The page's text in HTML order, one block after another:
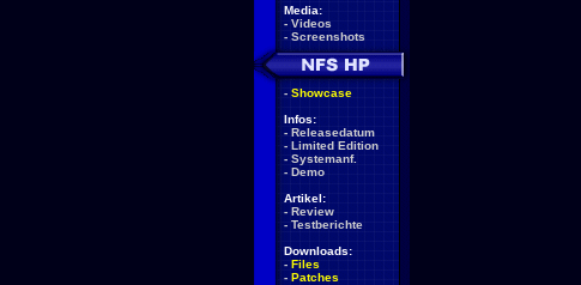
Media:
- Videos
- Screenshots
- Showcase
Infos:
- Releasedatum
- Limited Edition
- Systemanf.
- Demo
Artikel:
- Review
- Testberichte
Downloads:
- Files
- Patches